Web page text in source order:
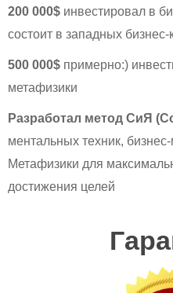
200 000$ инвестировал в
состоит в западных бизнес-
500 000$ примерно:)
метафизики
Разработал метод СиЯ
ментальных техник,
Метафизики для
достижения целей